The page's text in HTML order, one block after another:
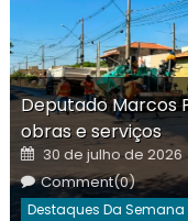
Deputado Marcos
obras e serviços
Posted
on
30 de julho de 2026
Comment(0)
Destaques Da Semana